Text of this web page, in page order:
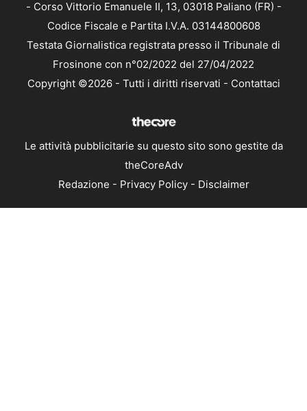
- Corso Vittorio Emanuele II, 13, 03018 Paliano (FR) -
Codice Fiscale e Partita I.V.A. 03144800608
Testata Giornalistica registrata presso il Tribunale di
Frosinone con n°02/2022 del 27/04/2022
Copyright ©2026 - Tutti i diritti riservati - Contattaci
Le attività pubblicitarie su questo sito sono gestite da
theCoreAdv
Redazione - Privacy Policy- Disclaimer